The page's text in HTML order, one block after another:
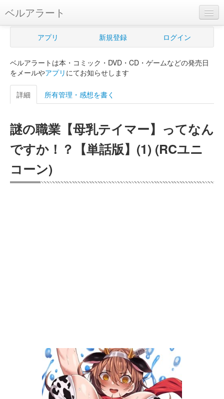
ベルアラート
ベルアラートとは
新規登録
ログイン
購入管理
Myシェルフ
プレミアム
アプリ 新規登録 ログイン
ベルアラートは本・コミック・DVD・CD・ゲームなどの発売日
をメールやアプリ にてお知らせします
詳細 所有管理・感想を書く
謎の職業【母乳テイマー】ってなん
ですか！？【単話版】(1) (RCユニ
コーン)